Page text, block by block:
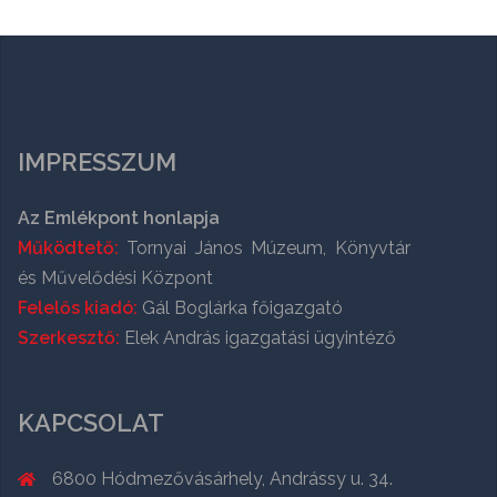
IMPRESSZUM
Az Emlékpont honlapja
Működtető: Tornyai János Múzeum, Könyvtár
és Művelődési Központ
Felelős kiadó: Gál Boglárka főigazgató
Szerkesztő: Elek András igazgatási ügyintéző
KAPCSOLAT
6800 Hódmezővásárhely, Andrássy u. 34.